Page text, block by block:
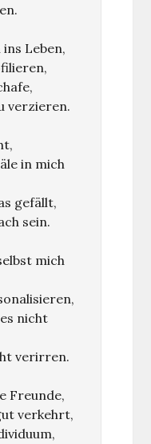
Leben,
verzieren.
in mich
gefällt,
sein.
mich
nicht
verirren.
Freunde,
verkehrt,